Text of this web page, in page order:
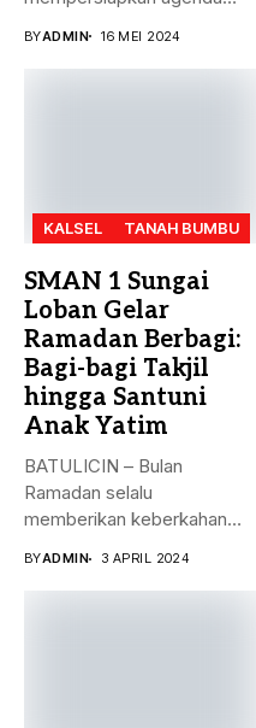
BYADMIN 16 MEI 2024
KALSEL TANAH BUMBU
SMAN 1 Sungai
Loban Gelar
Ramadan Berbagi:
Bagi-bagi Takjil
hingga Santuni
Anak Yatim
BATULICIN – Bulan
Ramadan selalu
memberikan keberkahan
BYADMIN 3 APRIL 2024